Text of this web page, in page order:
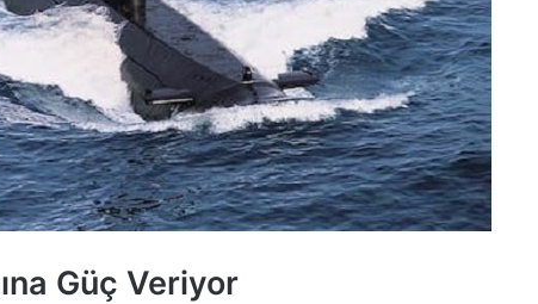
Güç Veriyor